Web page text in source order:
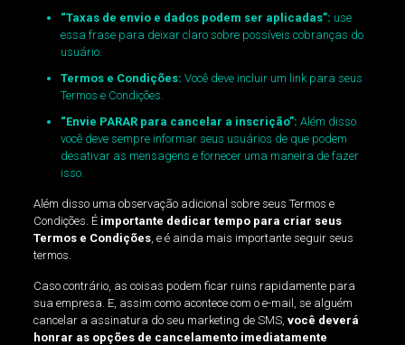
“Taxas de envio e dados podem ser aplicadas”: use
essa frase para deixar claro sobre possíveis cobranças do
usuário.
Termos e Condições: Você deve incluir um link para seus
Termos e Condições.
“Envie PARAR para cancelar a inscrição”: Além disso
você deve sempre informar seus usuários de que podem
desativar as mensagens e fornecer uma maneira de fazer
isso.
Além disso uma observação adicional sobre seus Termos e
Condições. Éimportante dedicar tempo para criar seus
Termos e Condições, e é ainda mais importante seguir seus
termos.
Caso contrário, as coisas podem ficar ruins rapidamente para
sua empresa. E, assim como acontece com o e-mail, se alguém
cancelar a assinatura do seu marketing de SMS, você deverá
honrar as opções de cancelamento imediatamente